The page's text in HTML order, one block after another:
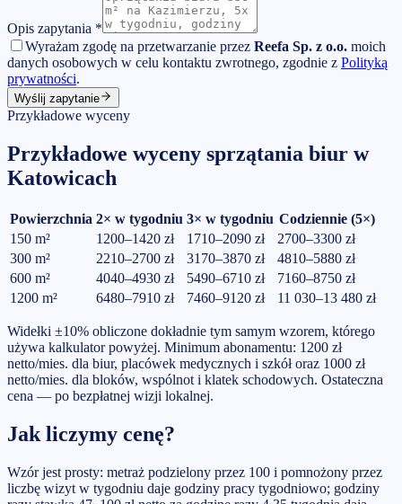
Opis zapytania *
Wyrażam zgodę na przetwarzanie przez Reefa Sp. z o.o. moich
danych osobowych w celu kontaktu zwrotnego, zgodnie z Polityką
prywatności.
Wyślij zapytanie
Przykładowe wyceny
Przykładowe wyceny sprzątania biur w
Katowicach
Powierzchnia 2× w tygodniu 3× w tygodniu Codziennie (5×)
150 m² 1200–1420 zł 1710–2090 zł
2700–3300 zł
300 m² 2210–2700 zł 3170–3870 zł
4810–5880 zł
600 m² 4040–4930 zł 5490–6710 zł
7160–8750 zł
1200 m² 6480–7910 zł 7460–9120 zł 11 030–13 480 zł
Widełki ±10% obliczone dokładnie tym samym wzorem, którego
używa kalkulator powyżej. Minimum abonamentu: 1200 zł
netto/mies. dla biur, placówek medycznych i szkół oraz 1000 zł
netto/mies. dla bloków, wspólnot i klatek schodowych. Ostateczna
cena — po bezpłatnej wizji lokalnej.
Jak liczymy cenę?
Wzór jest prosty: metraż podzielony przez 100 i pomnożony przez
liczbę wizyt w tygodniu daje godziny pracy tygodniowo; godziny